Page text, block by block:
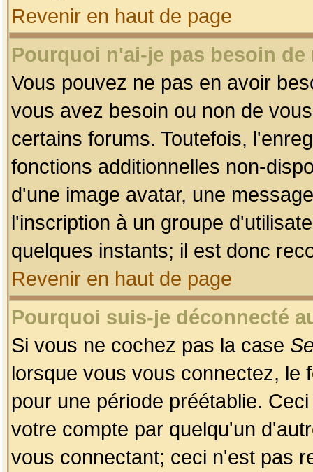
Revenir en haut de page
Pourquoi n'ai-je pas besoin
Vous pouvez ne pas en avoir
vous avez besoin ou non de
certains forums. Toutefois,
fonctions additionnelles non-
d'une image avatar, une
l'inscription à un groupe
quelques instants; il est donc
Revenir en haut de page
Pourquoi suis-je déconnecté
Si vous ne cochez pas la case
lorsque vous vous connectez, le
pour une période préétablie.
votre compte par quelqu'un
vous connectant; ceci n'est pas